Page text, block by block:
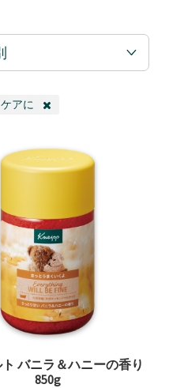
アに
バニラ＆ハニーの香り
850g